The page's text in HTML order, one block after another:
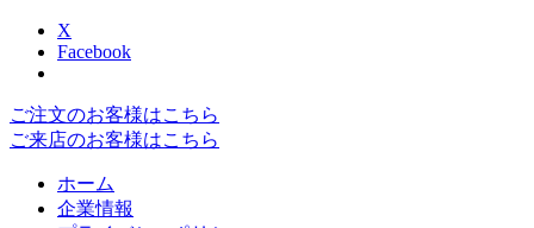
X
Facebook
ご注文のお客様はこちら
ご来店のお客様はこちら
ホーム
企業情報